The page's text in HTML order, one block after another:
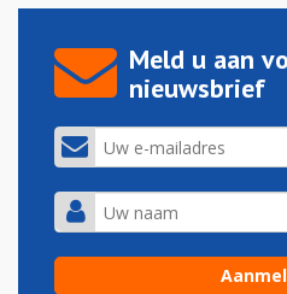
Meld u aan
nieuwsbrief